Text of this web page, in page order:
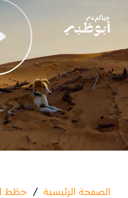
نشاطات لا
دليلك لأبوظبي
فعاليات
الصفحة الرئيسية / خطّط